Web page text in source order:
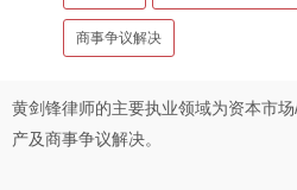
商事争议解决
黄剑锋律师的主要执业领域为资本市
产及商事争议解决。